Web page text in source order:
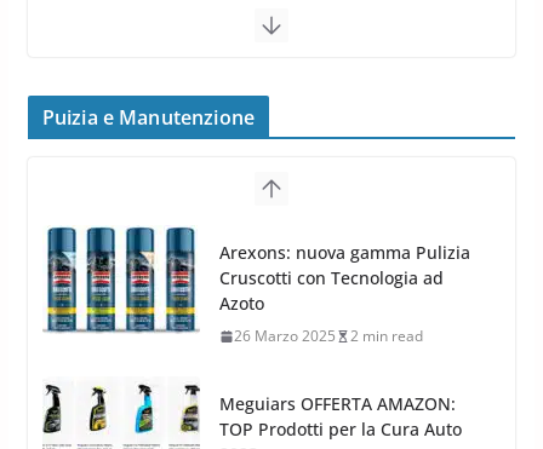
8 Aprile 2026 7 min read
l’acquisizione di Reedijk
3 Dicembre 2024 3 min read
Puizia e Manutenzione
Meguiars OFFERTA AMAZON:
TOP Prodotti per la Cura Auto
2023
28 Marzo 2023 14 min read
Bidone Aspiratutto: i 10 Migliori
Bidoni per la Pulizia Auto